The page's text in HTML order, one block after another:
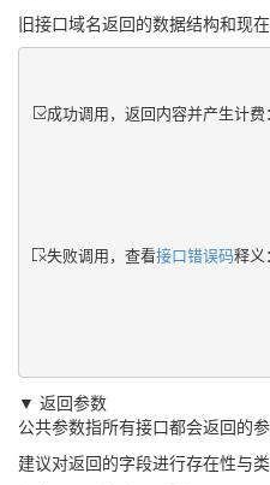
旧接口域名返回的数据结构和现
成功调用，返回内容并产生计费：
失败调用，查看接口错误码释义：
▼ 返回参数
公共参数指所有接口都会返回的
建议对返回的字段进行存在性与